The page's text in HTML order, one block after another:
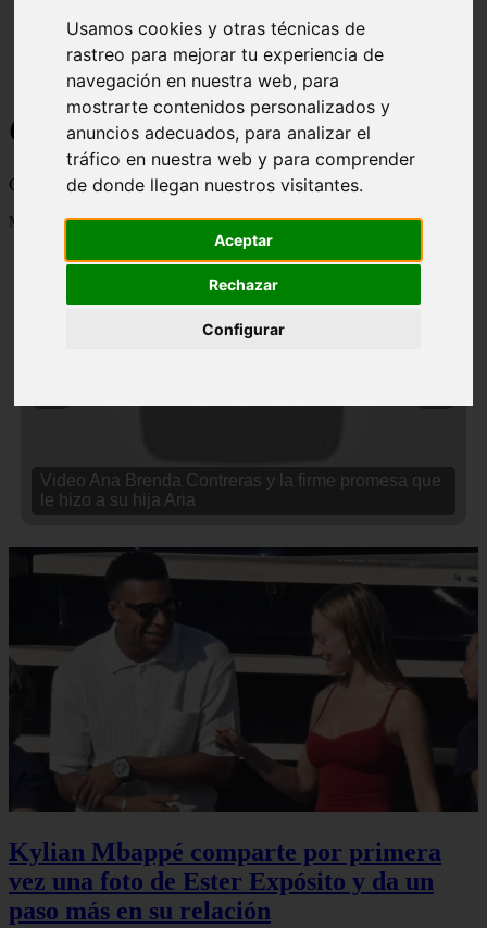
Usamos cookies y otras técnicas de
rastreo para mejorar tu experiencia de
navegación en nuestra web, para
mostrarte contenidos personalizados y
anuncios adecuados, para analizar el
tráfico en nuestra web y para comprender
de donde llegan nuestros visitantes.
Aceptar
Rechazar
Configurar
Curiosidades y Sabias que
Cosas curiosas, curiosidades, noticias impactantes y mucho mas
Mostrando 1 - 24 de 2833 artículos
Video Ana Brenda Contreras y la firme promesa que
le hizo a su hija Aria
Kylian Mbappé comparte por primera
vez una foto de Ester Expósito y da un
paso más en su relación